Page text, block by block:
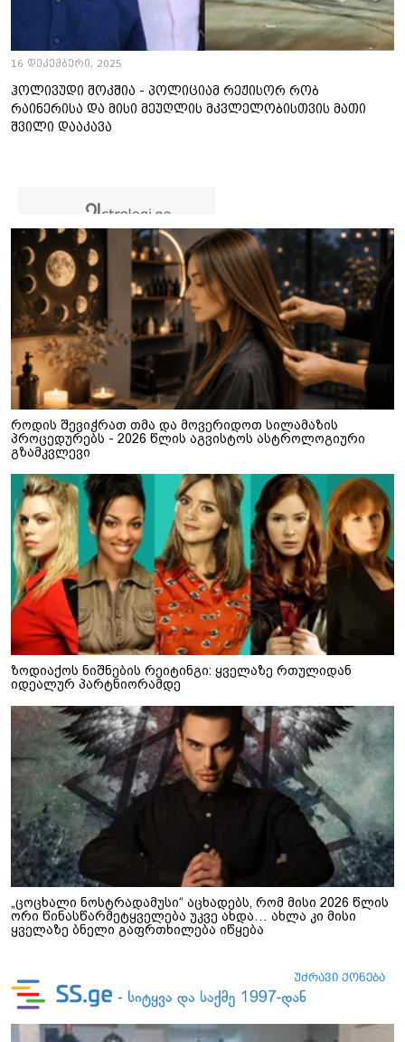
16 დეკემბერი, 2025
ჰოლივუდი შოკშია - პოლიციამ რეჟისორ რობ
რაინერისა და მისი მეუღლის მკვლელობისთვის მათი
შვილი დააკავა
როდის შევიჭრათ თმა და მოვერიდოთ სილამაზის
პროცედურებს - 2026 წლის აგვისტოს ასტროლოგიური
გზამკვლევი
ზოდიაქოს ნიშნების რეიტინგი: ყველაზე რთულიდან
იდეალურ პარტნიორამდე
„ცოცხალი ნოსტრადამუსი“ აცხადებს, რომ მისი 2026 წლის
ორი წინასწარმეტყველება უკვე ახდა… ახლა კი მისი
ყველაზე ბნელი გაფრთხილება იწყება